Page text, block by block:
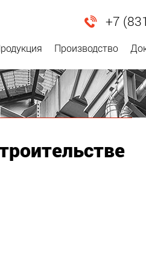
+7
Производство